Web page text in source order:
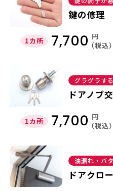
鍵の修理
1カ所 7,700 円
（税込）
グラグラす
ドアノブ
1カ所 7,700 円
（税込）
油漏れ・バ
ドアクロ